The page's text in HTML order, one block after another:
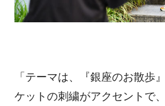
「テーマは、『銀座のお散歩
ケットの刺繍がアクセントで